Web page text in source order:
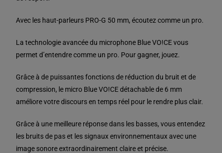
Avec les haut-parleurs PRO-G 50 mm, écoutez comme un pro.
La technologie avancée du microphone Blue VO!CE vous
permet d’entendre comme un pro. Pour gagner, jouez.
Grâce à de puissantes fonctions de réduction du bruit et de
compression, le micro Blue VO!CE détachable de 6 mm
améliore votre discours en temps réel pour le rendre plus clair.
Grâce à une meilleure réponse dans les basses, vous entendez
les bruits de pas et les signaux environnementaux avec une
image sonore extraordinairement claire et précise.